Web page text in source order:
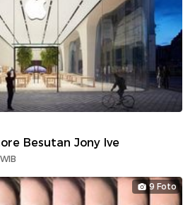
Besutan Jony Ive
9 Foto